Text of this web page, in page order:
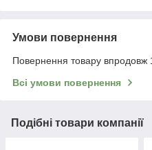
Умови повернення
Повернення товару впродовж
Всі умови повернення
Подібні товари компанії